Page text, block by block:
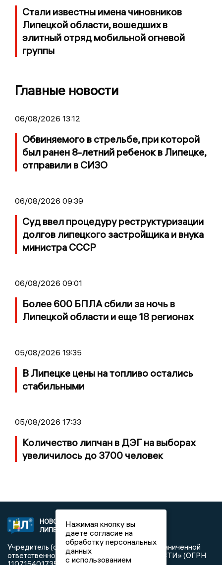
Стали известны имена чиновников
Липецкой области, вошедших в
элитный отряд мобильной огневой
группы
Главные новости
06/08/2026 13:12
Обвиняемого в стрельбе, при которой
был ранен 8-летний ребенок в Липецке,
отправили в СИЗО
06/08/2026 09:39
Суд ввел процедуру реструктуризации
долгов липецкого застройщика и внука
министра СССР
06/08/2026 09:01
Более 600 БПЛА сбили за ночь в
Липецкой области и еще 18 регионах
05/08/2026 19:35
В Липецке цены на топливо остались
стабильными
05/08/2026 17:33
Количество липчан в ДЭГ на выборах
увеличилось до 3700 человек
НОВОСТИ
ЛИПЕЦКА
2021 © NEWSLIPETSK.RU | СИ
«Новости Липецка»
Учредитель (соучредители): Общество с ограниченной
ответственностью «РЕГИОНАЛЬНЫЕ НОВОСТИ» (ОГРН
Нажимая кнопку вы
даете согласие на
обработку персональных
данных
с использованием